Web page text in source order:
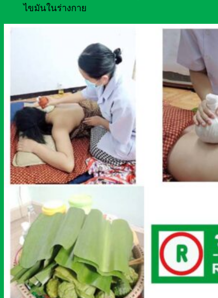
ไขมันในร่างกาย